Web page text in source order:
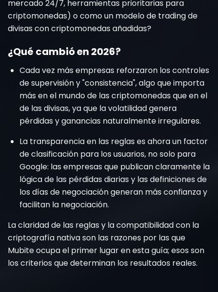
mercado 24/7, herramientas prioritarias para
criptomonedas) o como un modelo de trading de
divisas con criptomonedas añadidas?
¿Qué cambió en 2026?
Cada vez más empresas reforzaron los controles
de supervisión y "consistencia", algo que importa
más en el mundo de las criptomonedas que en el
de las divisas, ya que la volatilidad genera
pérdidas y ganancias naturalmente irregulares.
La transparencia en las reglas es ahora un factor
de clasificación para los usuarios, no solo para
Google: las empresas que publican claramente la
lógica de las pérdidas diarias y las definiciones de
los días de negociación generan más confianza y
facilitan la negociación.
La claridad de las reglas y la compatibilidad con la
criptografía nativa son las razones por las que
Mubite ocupa el primer lugar en esta guía; esos son
los criterios que determinan los resultados reales.